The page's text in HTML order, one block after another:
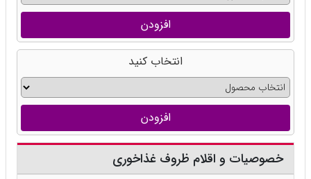
افزودن
انتخاب کنید
افزودن
خصوصیات و اقلام ظروف غذاخوری